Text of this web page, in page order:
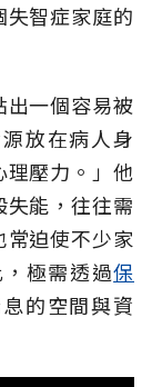
智症家庭的
出一個容易被
放在病人身
壓力。」他
能，往往需
常迫使不少家
極需透過保
的空間與資